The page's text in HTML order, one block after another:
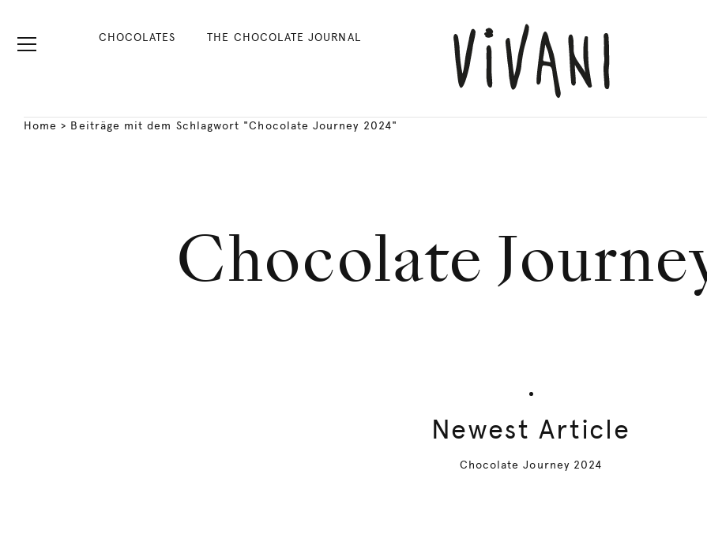
CHOCOLATES THE CHOCOLATE JOURNAL
Home > Beiträge mit dem Schlagwort "Chocolate Journey 2024"
Chocolate
Newest Article
Chocolate Journey 2024